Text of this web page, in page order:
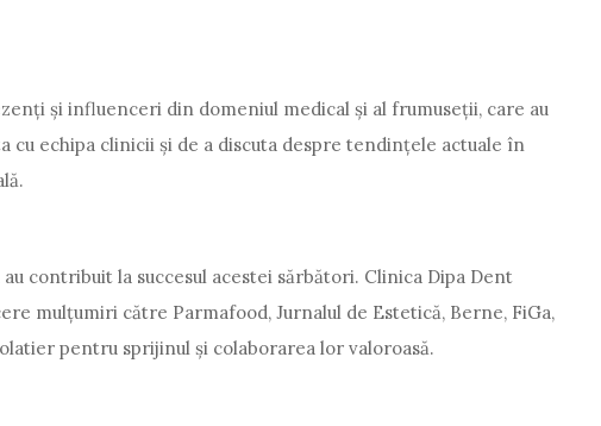
și influenceri din domeniul medical și al frumuseții, care au
cu echipa clinicii și de a discuta despre tendințele actuale în
contribuit la succesul acestei sărbători. Clinica Dipa Dent
mulțumiri către Parmafood, Jurnalul de Estetică, Berne, FiGa,
pentru sprijinul și colaborarea lor valoroasă.